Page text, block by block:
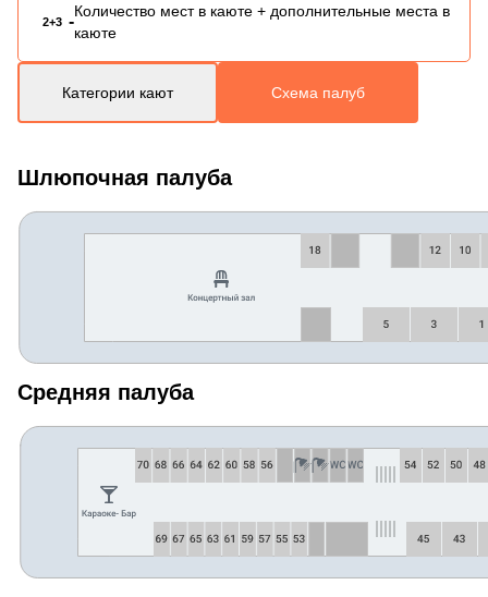
2+3 -
Количество мест в каюте + дополнительные места в
каюте
Категории кают Схема палуб
Шлюпочная палуба
Средняя палуба